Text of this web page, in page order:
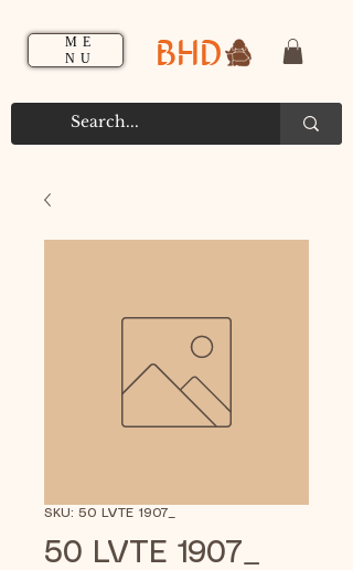
ME
NU
BHD
SKU: 50 LVTE 1907_
50 LVTE 1907_